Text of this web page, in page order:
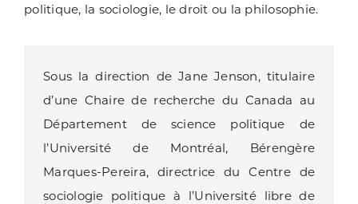
politique, la sociologie, le droit ou la philosophie.
Sous la direction de Jane Jenson, titulaire
d’une Chaire de recherche du Canada au
Département de science politique de
l’Université de Montréal, Bérengère
Marques-Pereira, directrice du Centre de
sociologie politique à l’Université libre de